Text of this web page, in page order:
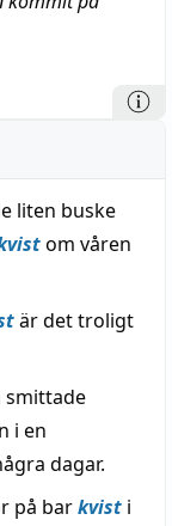
liten buske
om våren
är det troligt
smittade
i en
dagar.
på barkvist i